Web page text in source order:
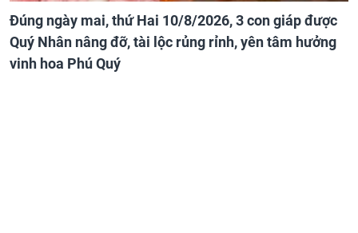
Đúng ngày mai, thứ Hai 10/8/2026, 3 con giáp được
Quý Nhân nâng đỡ, tài lộc rủng rỉnh, yên tâm hưởng
vinh hoa Phú Quý